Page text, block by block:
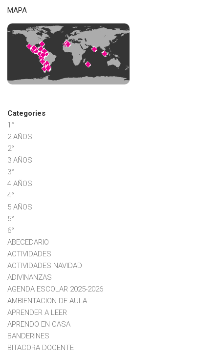
MAPA
Categories
1°
2 AÑOS
2°
3 AÑOS
3°
4 AÑOS
4°
5 AÑOS
5°
6°
ABECEDARIO
ACTIVIDADES
ACTIVIDADES NAVIDAD
ADIVINANZAS
AGENDA ESCOLAR 2025-2026
AMBIENTACION DE AULA
APRENDER A LEER
APRENDO EN CASA
BANDERINES
BITACORA DOCENTE